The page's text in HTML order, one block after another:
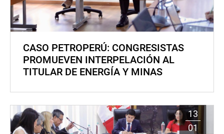
CASO PETROPERÚ: CONGRESISTAS
PROMUEVEN INTERPELACIÓN AL
TITULAR DE ENERGÍA Y MINAS
13
01